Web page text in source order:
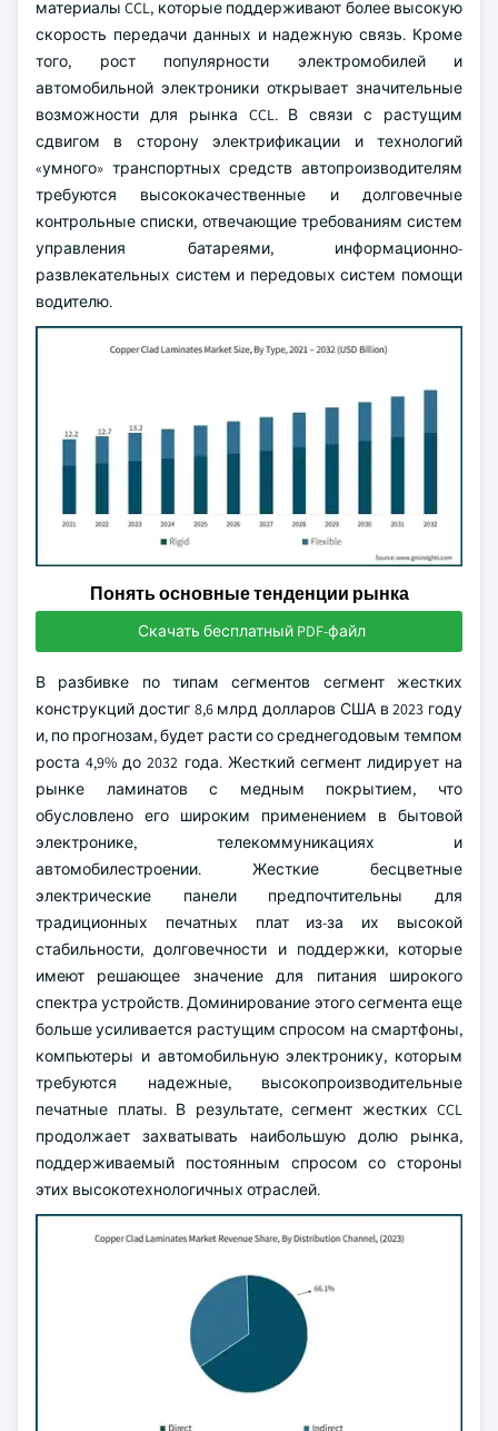
материалы CCL, которые поддерживают более высокую
скорость передачи данных и надежную связь. Кроме
того, рост популярности электромобилей и
автомобильной электроники открывает значительные
возможности для рынка CCL. В связи с растущим
сдвигом в сторону электрификации и технологий
«умного» транспортных средств автопроизводителям
требуются высококачественные и долговечные
контрольные списки, отвечающие требованиям систем
управления батареями, информационно-
развлекательных систем и передовых систем помощи
водителю.
Понять основные тенденции рынка
Скачать бесплатный PDF-файл
В разбивке по типам сегментов сегмент жестких
конструкций достиг 8,6 млрд долларов США в 2023 году
и, по прогнозам, будет расти со среднегодовым темпом
роста 4,9% до 2032 года. Жесткий сегмент лидирует на
рынке ламинатов с медным покрытием, что
обусловлено его широким применением в бытовой
электронике, телекоммуникациях и
автомобилестроении. Жесткие бесцветные
электрические панели предпочтительны для
традиционных печатных плат из-за их высокой
стабильности, долговечности и поддержки, которые
имеют решающее значение для питания широкого
спектра устройств. Доминирование этого сегмента еще
больше усиливается растущим спросом на смартфоны,
компьютеры и автомобильную электронику, которым
требуются надежные, высокопроизводительные
печатные платы. В результате, сегмент жестких CCL
продолжает захватывать наибольшую долю рынка,
поддерживаемый постоянным спросом со стороны
этих высокотехнологичных отраслей.